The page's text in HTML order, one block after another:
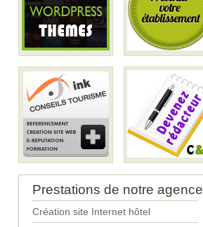
Prestations de notre agence
Création site Internet hôtel